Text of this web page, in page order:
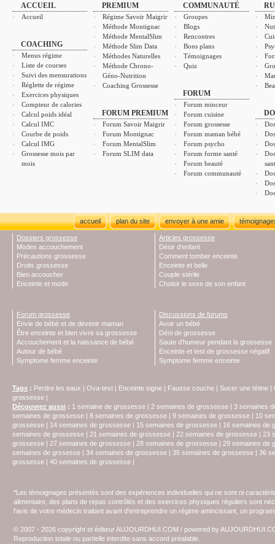
ACCUEIL
Accueil
COACHING
Menus régime
Liste de courses
Suivi des mensurations
Réglette de régime
Exercices physiques
Compteur de calories
Calcul poids idéal
Calcul IMC
Courbe de poids
Calcul IMG
Grossesse mois par
mois
PREMIUM
Régime Savoir Maigrir
Méthode Montignac
Méthode MentalSlim
Méthode Slim Data
Méthodes Naturelles
Méthode Chrono-
Géno-Nutrition
Coaching Grossesse
FORUM PREMIUM
Forum Savoir Maigrir
Forum Montignac
Forum MentalSlim
Forum SLIM data
COMMUNAUTÉ
Groupes
Blogs
Rencontres
Bons plans
Témoignages
Quiz
FORUM
Forum minceur
Forum cuisine
Forum grossesse
Forum maman bébé
Forum psycho
Forum forme santé
Forum beauté
Forum communauté
accueil plan du site envoyer à une amie
Dossiers grossesse
Modes accouchement
Précautions grossesse
Droits grossesse
Bien accoucher
Enceinte et mode
Articles grossesse
Désir d'enfant
Comment tomber enceinte
Enceinte et belle
Couple stérile
Choisir le sexe de son enfant
Forum grossesse
Envie de bébé et de devenir maman
Être enceinte et bien vivre sa grossesse
Accouchement et la naissance de bébé
Autour de bébé
Symptome femme enceinte
Discussions de forums
Avoir un bébé
Déni de grossesse
Saute d'humeur pendant la grossesse
Enceinte et test de grossesse négatif
Symptome femme enceinte
Tags : Perdre les eaux | Ova-test | Enceinte signe | Fausse couche | Sucer une tétine |
grossesse |
Découvrez aussi : 1 semaine de grossesse | 2 semaines de grossesse | 3 semaines
semaines de grossesse | 8 semaines de grossesse | 9 semaines de grossesse | 10
grossesse | 14 semaines de grossesse | 15 semaines de grossesse | 16 semaines de
semaines de grossesse | 21 semaines de grossesse | 22 semaines de grossesse | 23
grossesse | 27 semaines de grossesse | 28 semaines de grossesse | 29 semaines de
semaines de grssesse | 34 semaines de grossesse | 35 semaines de grossesse | 36
grossesse | 40 semaines de grossesse |
*Les témoignages présentés sont des expériences individuelles qui ne sont ni
alimentaire, des plans de repas contrôlés et des exercices physiques réguliers sont
l'avis de votre médecin traitant avant d'entreprendre un régime amincissant, un
© 2007 - 2026 copyright et éditeur AUJOURDHUI.COM / powered by
Reproduction totale ou partielle interdite sans accord préalable.